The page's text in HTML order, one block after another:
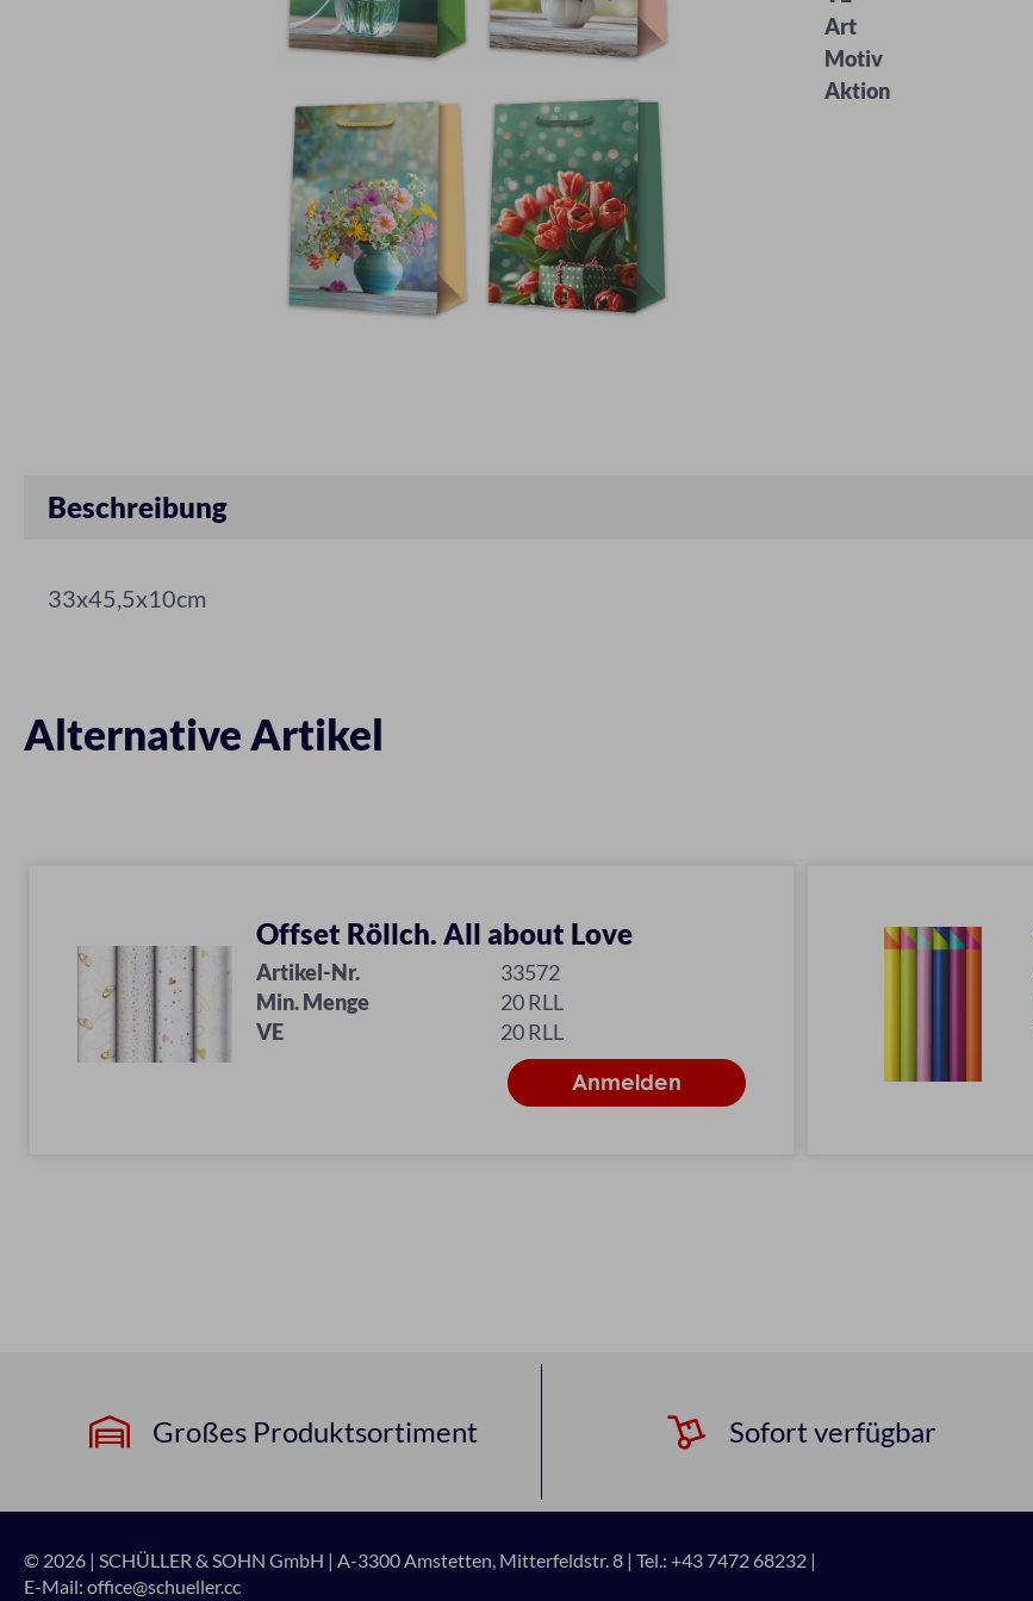
Art
Motiv
Aktion
Beschreibung
33x45,5x10cm
Alternative Artikel
Offset Röllch. All about Love
Artikel-Nr.
33572
Min. Menge
20 RLL
VE
20 RLL
Großes Produktsortiment Sofort verfügbar
© 2026 | SCHÜLLER & SOHN GmbH | A-3300 Amstetten, Mitterfeldstr. 8 | Tel.: +43 7472 68232 |
E-Mail: office@schueller.cc